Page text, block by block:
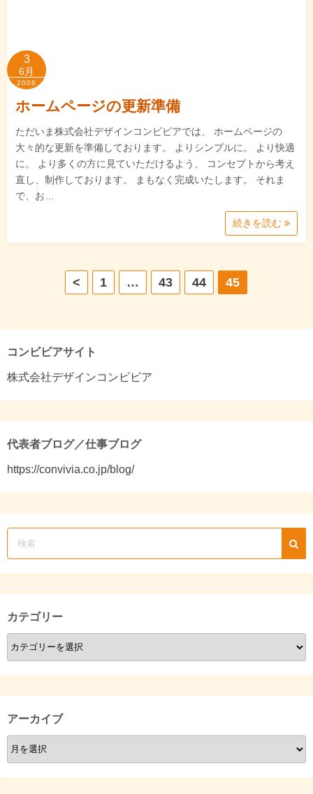
3
6月
2008
ホームページの更新準備
ただいま株式会社デザインコンビビアでは、 ホームページの
大々的な更新を準備しております。 よりシンプルに。 より快適
に。 より多くの方に見ていただけるよう、 コンセプトから考え
直し、制作しております。 まもなく完成いたします。 それま
で、お…
続きを読む
ジ
送
り
< 1 … 43 44 45
コンビビアサイト
株式会社デザインコンビビア
代表者ブログ／仕事ブログ
https://convivia.co.jp/blog/
カテゴリー
カ
テ
ゴ
リ
ー
アーカイブ
ア
ー
カ